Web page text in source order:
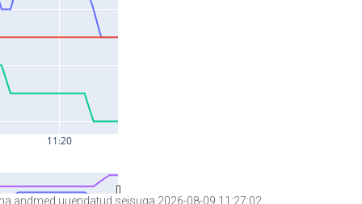
andmed uuendatud seisuga 2026-08-09 11:27:02